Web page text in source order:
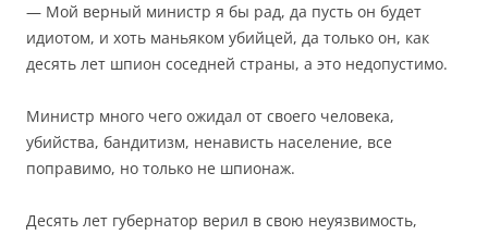
— Мой верный министр я бы рад, да пусть он будет
идиотом, и хоть маньяком убийцей, да только он, как
десять лет шпион соседней страны, а это недопустимо.
Министр много чего ожидал от своего человека,
убийства, бандитизм, ненависть население, все
поправимо, но только не шпионаж.
Десять лет губернатор верил в свою неуязвимость,